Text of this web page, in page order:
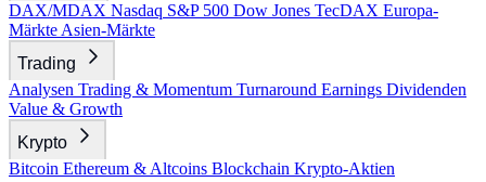
DAX/MDAX Nasdaq S&P 500 Dow Jones TecDAX Europa-
Märkte Asien-Märkte
Trading
Analysen Trading & Momentum Turnaround Earnings Dividenden
Value & Growth
Krypto
Bitcoin Ethereum & Altcoins Blockchain Krypto-Aktien